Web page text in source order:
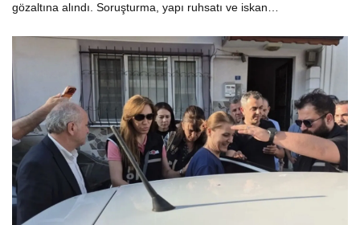
gözaltına alındı. Soruşturma, yapı ruhsatı ve iskan…